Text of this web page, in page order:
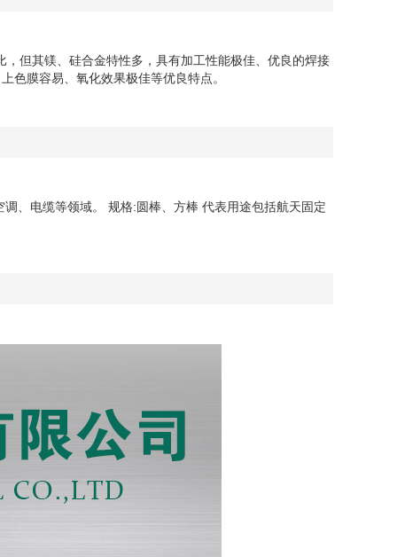
但其镁、硅合金特性多，具有加工性能极佳、优良的焊接
色膜容易、氧化效果极佳等优良特点。
、电缆等领域。 规格:圆棒、方棒 代表用途包括航天固定